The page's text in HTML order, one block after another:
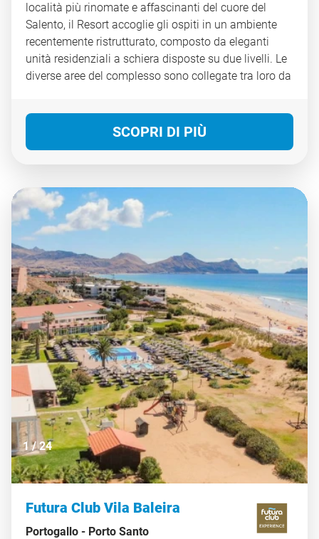
località più rinomate e affascinanti del cuore del
Salento, il Resort accoglie gli ospiti in un ambiente
recentemente ristrutturato, composto da eleganti
unità residenziali a schiera disposte su due livelli. Le
diverse aree del complesso sono collegate tra loro da
invitano a muoversi in totale tranquillità e a godere
appieno dell’atmosfera rilassante del luogo. Gli ampi
spazi comuni, curati nei dettagli, si integrano con una
adulti, bambini e ragazzi. Il programma di
animazione, coinvolgente ma mai invadente,
contribuisce a creare un clima vivace e accogliente,
ideale per chi desidera una vacanza dinamica ma
allo stesso tempo rilassante. Il complesso è
completamente privo di barriere architettoniche,
garantendo così un accesso agevole e l’utilizzo di
tutti i servizi disponibili, rendendo il soggiorno
davvero inclusivo e adatto a tutta la famiglia.
CIN IT075043A100031926
SCOPRI DI PIÙ
1 /24
Futura Club Vila Baleira
Portogallo - Porto Santo